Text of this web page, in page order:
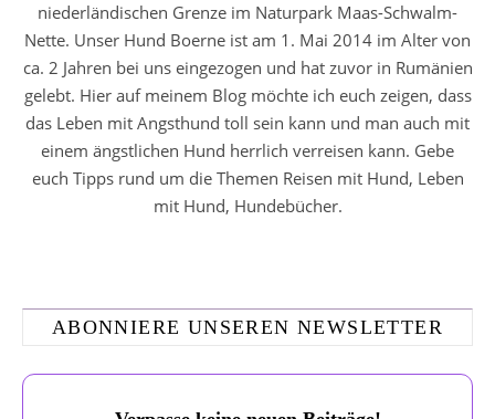
niederländischen Grenze im Naturpark Maas-Schwalm-
Nette. Unser Hund Boerne ist am 1. Mai 2014 im Alter von
ca. 2 Jahren bei uns eingezogen und hat zuvor in Rumänien
gelebt. Hier auf meinem Blog möchte ich euch zeigen, dass
das Leben mit Angsthund toll sein kann und man auch mit
einem ängstlichen Hund herrlich verreisen kann. Gebe
euch Tipps rund um die Themen Reisen mit Hund, Leben
mit Hund, Hundebücher.
ABONNIERE UNSEREN NEWSLETTER